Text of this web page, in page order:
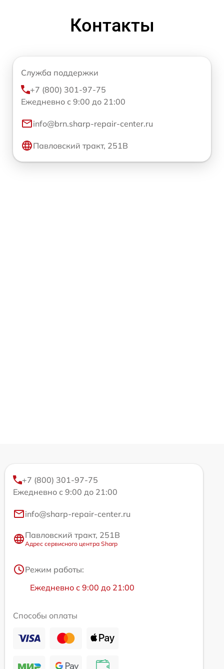
Контакты
Служба поддержки
+7 (800) 301-97-75
Ежедневно с 9:00 до 21:00
info@brn.sharp-repair-center.ru
Павловский тракт, 251В
+7 (800) 301-97-75
Ежедневно с 9:00 до 21:00
info@sharp-repair-center.ru
Павловский тракт, 251В
Адрес сервисного центра Sharp
Режим работы:
Ежедневно с 9:00 до 21:00
Способы оплаты